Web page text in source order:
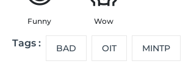
Funny Wow
Tags : BAD OIT MINTP